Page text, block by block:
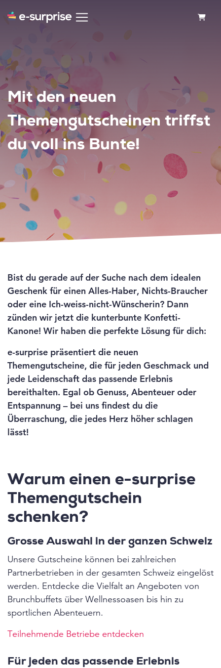
Mit den neuen
Themengutscheinen triffst
du voll ins Bunte!
Bist du gerade auf der Suche nach dem idealen
Geschenk für einen Alles-Haber, Nichts-Braucher
oder eine Ich-weiss-nicht-Wünscherin? Dann
zünden wir jetzt die kunterbunte Konfetti-
Kanone! Wir haben die perfekte Lösung für dich:
e-surprise präsentiert die neuen
Themengutscheine, die für jeden Geschmack und
jede Leidenschaft das passende Erlebnis
bereithalten. Egal ob Genuss, Abenteuer oder
Entspannung – bei uns findest du die
Überraschung, die jedes Herz höher schlagen
lässt!
Warum einen e-surprise
Themengutschein
schenken?
Grosse Auswahl in der ganzen Schweiz
Unsere Gutscheine können bei zahlreichen
Partnerbetrieben in der gesamten Schweiz eingelöst
werden. Entdecke die Vielfalt an Angeboten von
Brunchbuffets über Wellnessoasen bis hin zu
sportlichen Abenteuern.
Teilnehmende Betriebe entdecken
Für jeden das passende Erlebnis